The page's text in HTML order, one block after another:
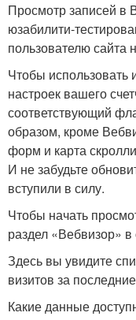
Просмотр записей в
юзабилити-
пользователю сайта
Чтобы использовать
настроек вашего
соответствующий
образом, кроме
форм и карта
И не забудьте
вступили в силу.
Чтобы начать
раздел «Вебвизор»
Здесь вы увидите
визитов за
Какие данные